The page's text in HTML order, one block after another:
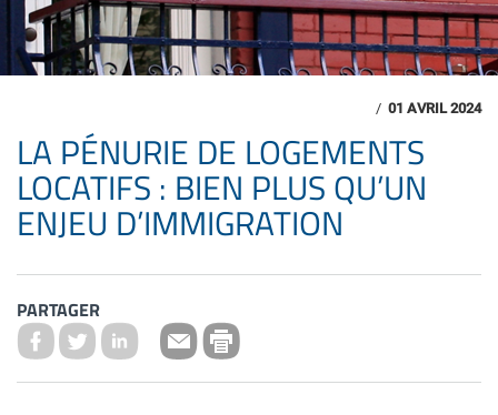
/ 01 AVRIL 2024
LA PÉNURIE DE LOGEMENTS
LOCATIFS : BIEN PLUS QU’UN
ENJEU D’IMMIGRATION
PARTAGER